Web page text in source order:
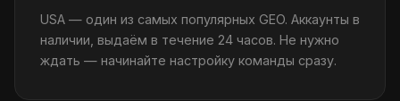
USA — один из самых популярных GEO. Аккаунты в
наличии, выдаём в течение 24 часов. Не нужно
ждать — начинайте настройку команды сразу.